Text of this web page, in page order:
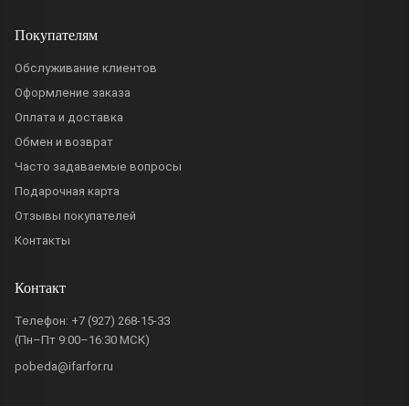
Покупателям
Обслуживание клиентов
Оформление заказа
Оплата и доставка
Обмен и возврат
Часто задаваемые вопросы
Подарочная карта
Отзывы покупателей
Контакты
Контакт
Телефон: +7 (927) 268-15-33
(Пн–Пт 9:00–16:30 МСК)
pobeda@ifarfor.ru